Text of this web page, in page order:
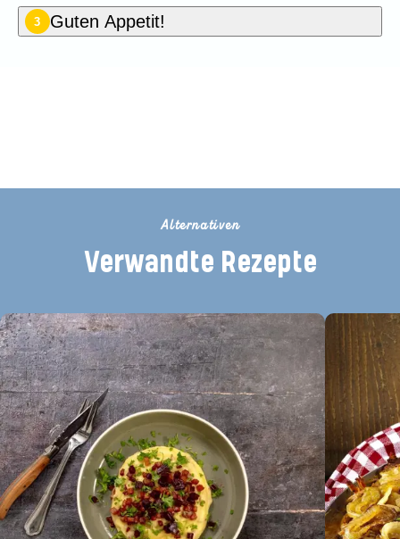
3 Guten Appetit!
Alternativen
Verwandte Rezepte